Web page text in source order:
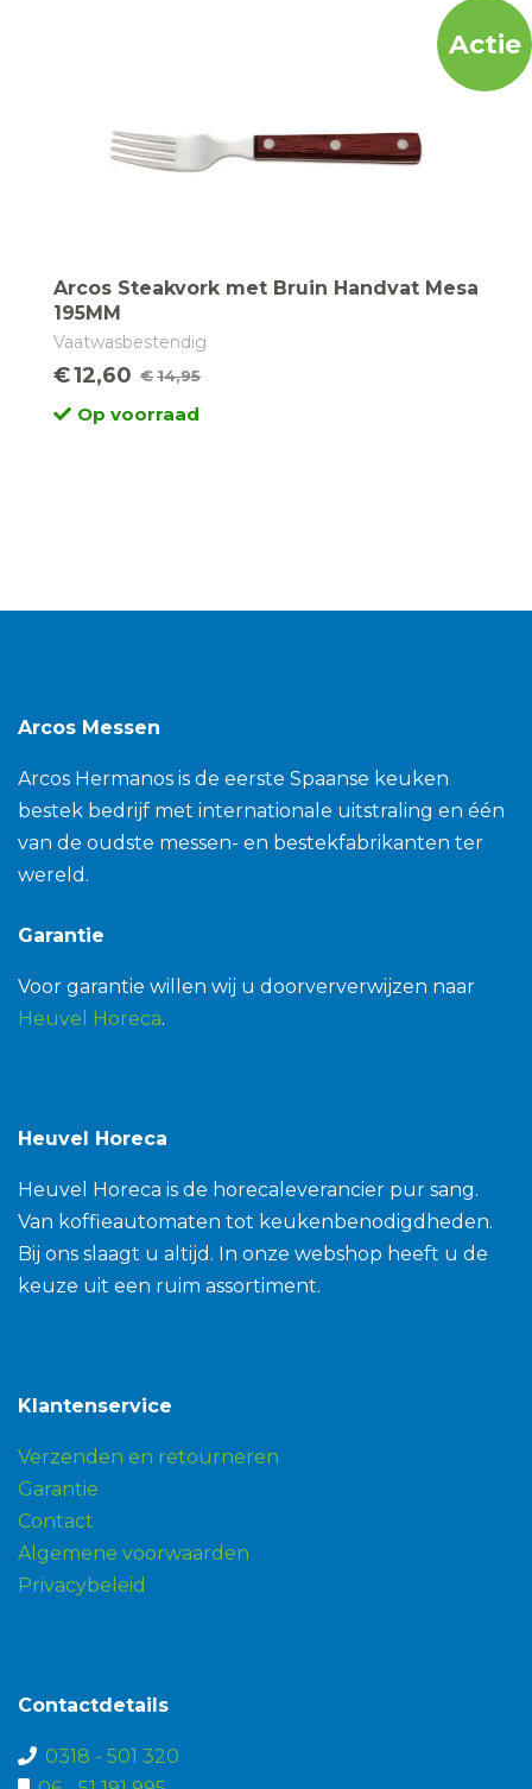
Actie
Arcos Steakvork met Bruin Handvat Mesa
195MM
Vaatwasbestendig
€14,95
Oorspronkelijke
prijs
€12,60
Huidige
prijsOp voorraad
Arcos Messen
Arcos Hermanos is de eerste Spaanse keuken
bestek bedrijf met internationale uitstraling en één
van de oudste messen- en bestekfabrikanten ter
wereld.
Garantie
Voor garantie willen wij u doorververwijzen naar
Heuvel Horeca.
Heuvel Horeca
Heuvel Horeca is de horecaleverancier pur sang.
Van koffieautomaten tot keukenbenodigdheden.
Bij ons slaagt u altijd. In onze webshop heeft u de
keuze uit een ruim assortiment.
Klantenservice
Verzenden en retourneren
Garantie
Contact
Algemene voorwaarden
Privacybeleid
Contactdetails
0318 - 501 320